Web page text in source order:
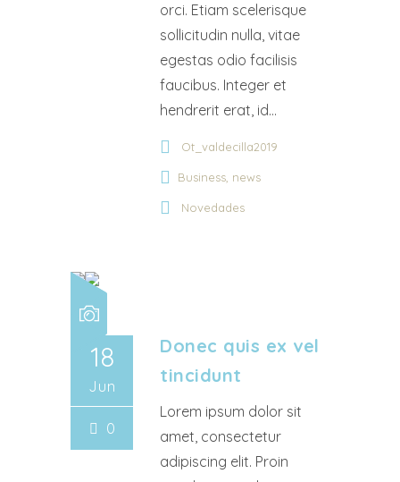
orci. Etiam scelerisque
sollicitudin nulla, vitae
egestas odio facilisis
faucibus. Integer et
hendrerit erat, id...
Ot_valdecilla2019
Business, news
Novedades
18
Jun
0
Donec quis ex vel
tincidunt
Lorem ipsum dolor sit
amet, consectetur
adipiscing elit. Proin